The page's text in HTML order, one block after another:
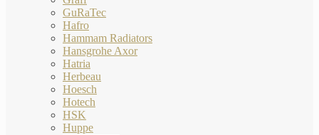
GuRaTec
Hafro
Hammam Radiators
Hansgrohe Axor
Hatria
Herbeau
Hoesch
Hotech
HSK
Huppe